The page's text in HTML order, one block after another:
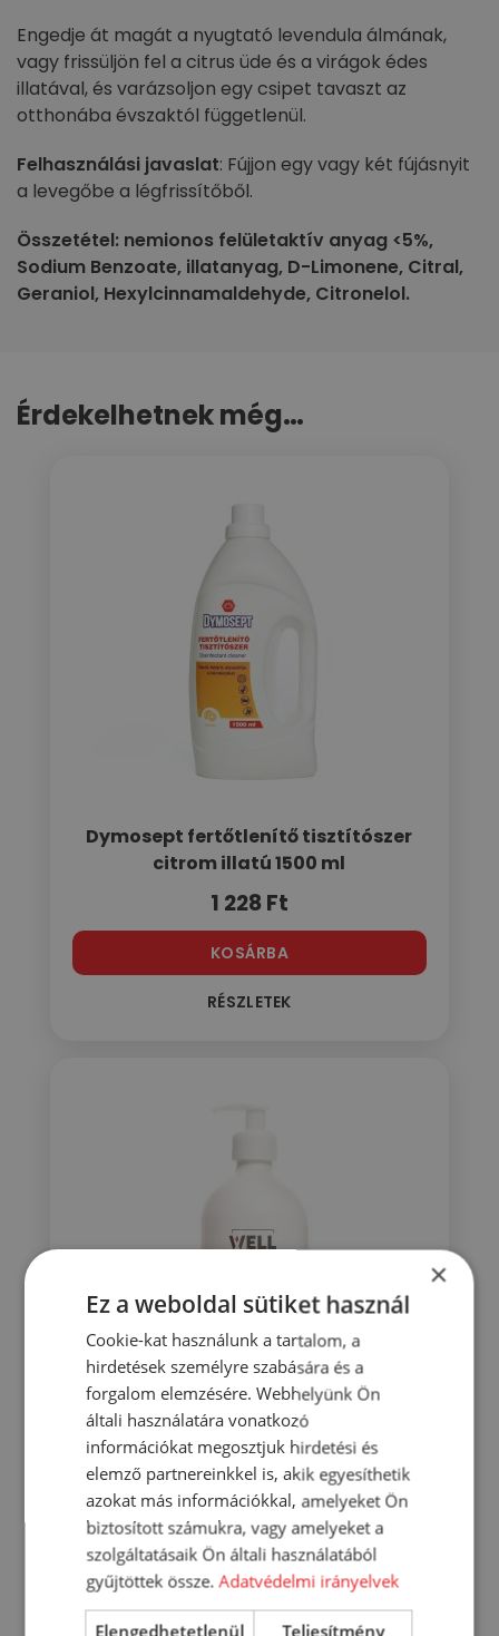
Engedje át magát a nyugtató levendula álmának,
vagy frissüljön fel a citrus üde és a virágok édes
illatával, és varázsoljon egy csipet tavaszt az
otthonába évszaktól függetlenül.
Felhasználási javaslat: Fújjon egy vagy két fújásnyit
a levegőbe a légfrissítőből.
Összetétel: nemionos felületaktív anyag <5%,
Sodium Benzoate, illatanyag, D-Limonene, Citral,
Geraniol, Hexylcinnamaldehyde, Citronelol.
Érdekelhetnek még…
Dymosept fertőtlenítő tisztítószer
citrom illatú 1500 ml
1 228Ft
KOSÁRBA
RÉSZLETEK
Well folyékony szappan gránátalma
illatú 500 ml
701Ft
KOSÁRBA
RÉSZLETEK
×
Ez a weboldal sütiket használ
Cookie-kat használunk a tartalom, a
hirdetések személyre szabására és a
forgalom elemzésére. Webhelyünk Ön
általi használatára vonatkozó
információkat megosztjuk hirdetési és
elemző partnereinkkel is, akik egyesíthetik
azokat más információkkal, amelyeket Ön
biztosított számukra, vagy amelyeket a
szolgáltatásaik Ön általi használatából
gyűjtöttek össze.Adatvédelmi irányelvek
Elengedhetetlenül Teljesítmény